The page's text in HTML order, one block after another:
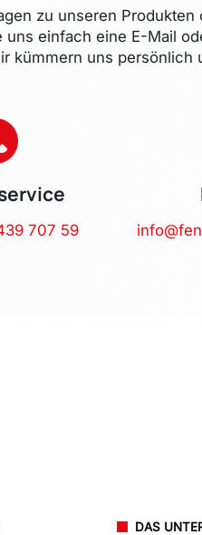
zu unseren Produkten
uns einfach eine E-Mail
kümmern uns persönlich
707 59
DAS